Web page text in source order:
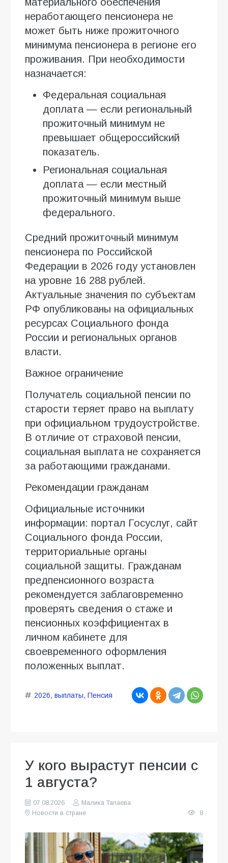
неработающего пенсионера не
может быть ниже прожиточного
минимума пенсионера в регионе его
проживания. При необходимости
назначается:
Федеральная социальная
доплата — если региональный
прожиточный минимум не
превышает общероссийский
показатель.
Региональная социальная
доплата — если местный
прожиточный минимум выше
федерального.
Средний прожиточный минимум
пенсионера по Российской
Федерации в 2026 году установлен
на уровне 16 288 рублей.
Актуальные значения по субъектам
РФ опубликованы на официальных
ресурсах Социального фонда
России и региональных органов
власти.
Важное ограничение
Получатель социальной пенсии по
старости теряет право на выплату
при официальном трудоустройстве.
В отличие от страховой пенсии,
социальная выплата не сохраняется
за работающими гражданами.
Рекомендации гражданам
Официальные источники
информации: портал Госуслуг, сайт
Социального фонда России,
территориальные органы
социальной защиты. Гражданам
предпенсионного возраста
рекомендуется заблаговременно
проверять сведения о стаже и
пенсионных коэффициентах в
личном кабинете для
своевременного оформления
положенных выплат.
2026, выплаты, Пенсия
У кого вырастут пенсии с
1 августа?
07.08.2026
Малика Тапаева
Новости в стране
8